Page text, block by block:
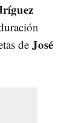
de José